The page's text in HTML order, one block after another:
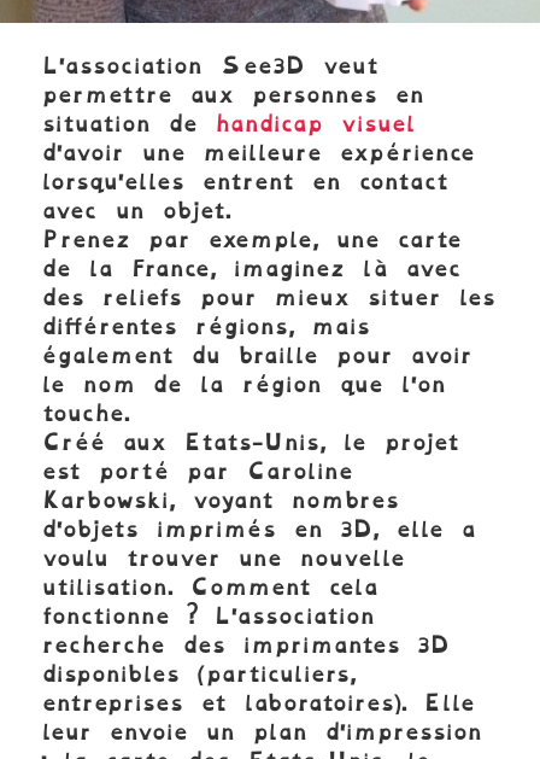
L'association See3D veut
permettre aux personnes en
situation de handicap visuel
d'avoir une meilleure expérience
lorsqu'elles entrent en contact
avec un objet.
Prenez par exemple, une carte
de la France, imaginez là avec
des reliefs pour mieux situer les
différentes régions, mais
également du braille pour avoir
le nom de la région que l'on
touche.
Créé aux Etats-Unis, le projet
est porté par Caroline
Karbowski, voyant nombres
d'objets imprimés en 3D, elle a
voulu trouver une nouvelle
utilisation. Comment cela
fonctionne ? L'association
recherche des imprimantes 3D
disponibles (particuliers,
entreprises et laboratoires). Elle
leur envoie un plan d'impression